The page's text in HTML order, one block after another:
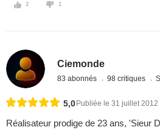
2 1
Ciemonde
83 abonnés 98 critiques
5,0 Publiée le 31 juillet 2012
Réalisateur prodige de 23 ans, 'Sieur